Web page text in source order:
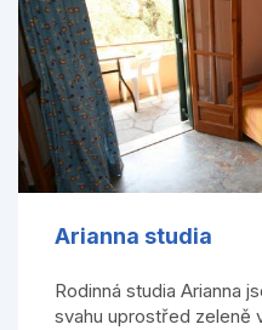
Arianna studia
Rodinná studia Arianna
svahu uprostřed zeleně